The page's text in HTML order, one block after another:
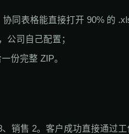
协同表格能直接打开 90% 的
公司自己配置；
份完整 ZIP。
销售 2。客户成功直接通过